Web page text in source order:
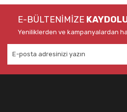
E-BÜLTENİMİZE
Yeniliklerden ve kampanyalardan